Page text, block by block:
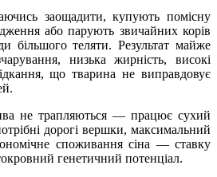
заощадити, купують помісну
або парують звичайних корів
більшого теляти. Результат майже
низька жирність, високі
що тварина не виправдовує
не трапляються — працює сухий
дорогі вершки, максимальний
споживання сіна — ставку
генетичний потенціал.